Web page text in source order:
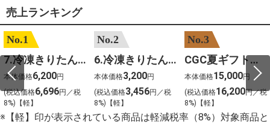
売上ランキング
No.1
7.冷凍きりたんぽセットM 野菜なし 4人前
本体価格6,200円
(税込価格6,696円／税
8%)【軽】
No.2
6.冷凍きりたんぽセットＳ 野菜なし 2人前
本体価格3,200円
(税込価格3,456円／税
8%)【軽】
No.3
CGC夏ギフト【1101】和牛苑 神戸牛・三田和牛食べ比べ(680g)
本体価格15,000円
(税込価格16,200円／税
8%)【軽】
※【軽】印が表示されている商品は軽減税率（8%）対象商品と